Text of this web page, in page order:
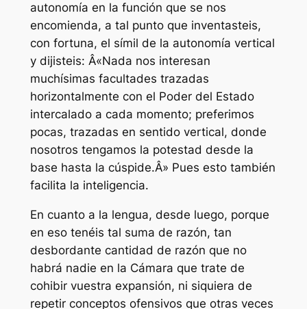
autonomía en la función que se nos
encomienda, a tal punto que inventasteis,
con fortuna, el símil de la autonomía vertical
y dijisteis: Â«Nada nos interesan
muchísimas facultades trazadas
horizontalmente con el Poder del Estado
intercalado a cada momento; preferimos
pocas, trazadas en sentido vertical, donde
nosotros tengamos la potestad desde la
base hasta la cúspide.Â» Pues esto también
facilita la inteligencia.
En cuanto a la lengua, desde luego, porque
en eso tenéis tal suma de razón, tan
desbordante cantidad de razón que no
habrá nadie en la Cámara que trate de
cohibir vuestra expansión, ni siquiera de
repetir conceptos ofensivos que otras veces